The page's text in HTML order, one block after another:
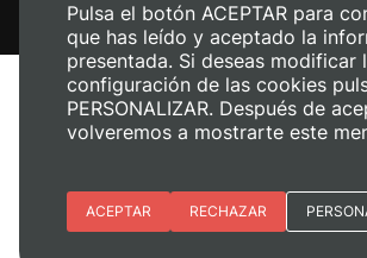
Aviso legal
Política de cookies
Gestionar cookies
Pulsa el botón ACEPTAR para
que has leído y aceptado la
presentada. Si deseas modificar
configuración de las cookies
PERSONALIZAR. Después de
volveremos a mostrarte este
Esenciales
ACEPTAR RECHAZAR